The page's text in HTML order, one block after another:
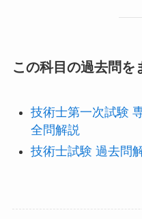
この科目の過去問を
技術士第一次試験
全問解説
技術士試験 過去問